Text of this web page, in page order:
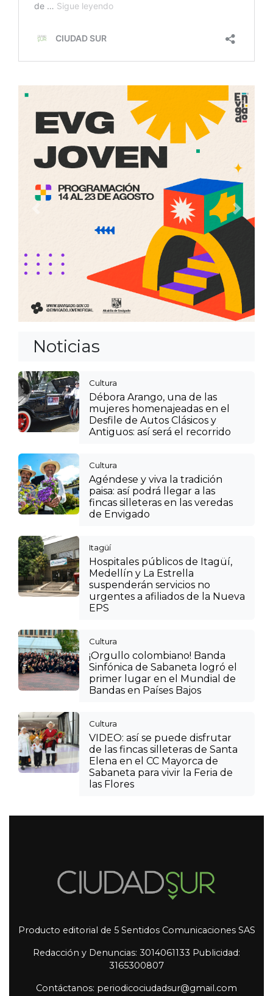
Noticias
Cultura
Débora Arango, una de las
mujeres homenajeadas en el
Desfile de Autos Clásicos y
Antiguos: así será el recorrido
Cultura
Agéndese y viva la tradición
paisa: así podrá llegar a las
fincas silleteras en las veredas
de Envigado
Itagüí
Hospitales públicos de Itagüí,
Medellín y La Estrella
suspenderán servicios no
urgentes a afiliados de la Nueva
EPS
Cultura
¡Orgullo colombiano! Banda
Sinfónica de Sabaneta logró el
primer lugar en el Mundial de
Bandas en Países Bajos
Cultura
VIDEO: así se puede disfrutar
de las fincas silleteras de Santa
Elena en el CC Mayorca de
Sabaneta para vivir la Feria de
las Flores
Producto editorial de 5 Sentidos Comunicaciones SAS
Redacción y Denuncias: 3014061133 Publicidad:
3165300807
Contáctanos: periodicociudadsur@gmail.com